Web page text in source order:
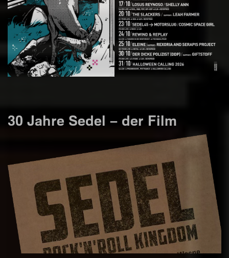
30 Jahre Sedel – der Film